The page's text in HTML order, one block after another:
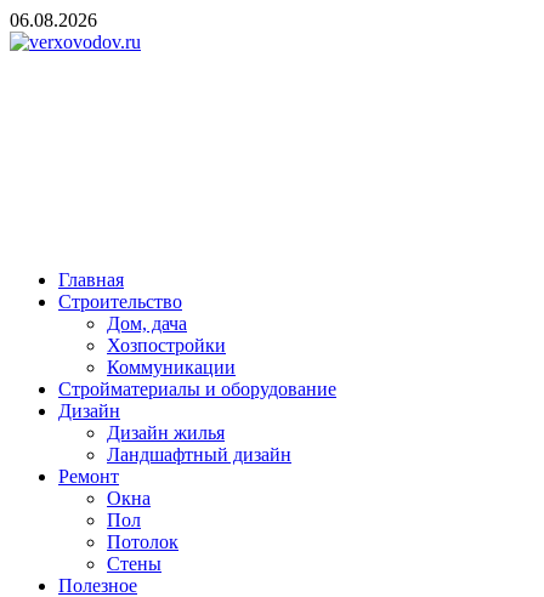
Skip
to
06.08.2026
Главная
Строительство
Дом, дача
Хозпостройки
Коммуникации
Стройматериалы и оборудование
Дизайн
Дизайн жилья
Ландшафтный дизайн
Ремонт
Окна
Пол
Потолок
Стены
Полезное